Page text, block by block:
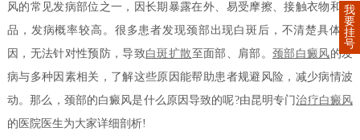
风的常见发病部位之一，因长期暴露在外、易受摩擦、接触衣物和饰
品，发病概率较高。很多患者发现颈部出现白斑后，不清楚具体诱
因，无法针对性预防，导致白斑扩散 至面部、肩部。 颈部白癜风的发
病与多种因素相关，了解这些原因能帮助患者规避风险，减少病情波
动。那么，颈部的白癜风是什么原因导致的呢?由昆明专门治疗白癜风
的医院医生为大家详细剖析!
我
要
挂
号